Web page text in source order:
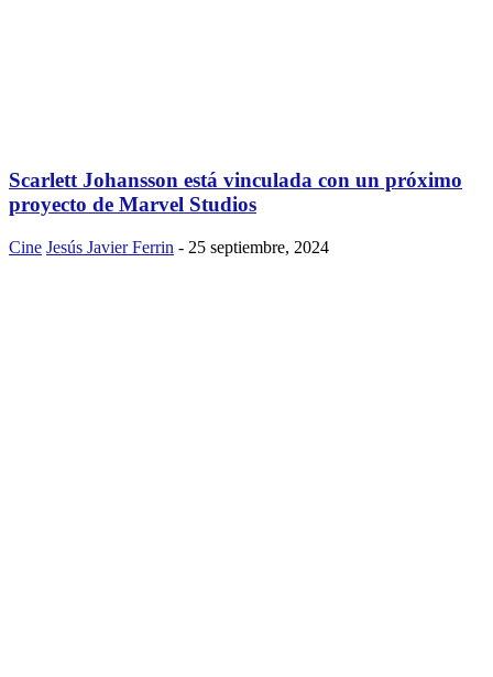
Scarlett Johansson está vinculada con un próximo
proyecto de Marvel Studios
Cine Jesús Javier Ferrin - 25 septiembre, 2024